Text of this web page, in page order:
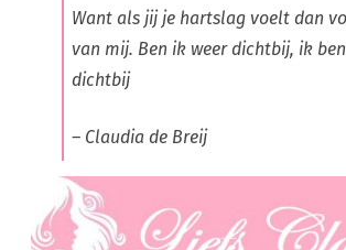
Want als jij je hartslag voelt dan
van mij. Ben ik weer dichtbij, ik
dichtbij
– Claudia de Breij